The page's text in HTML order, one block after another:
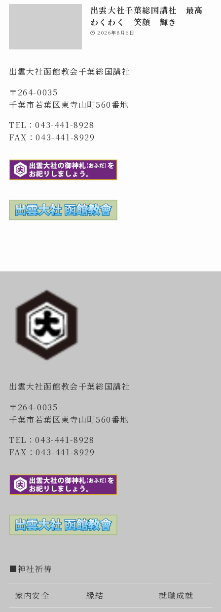
出雲大社千葉総国講社 最高
わくわく 笑顔 輝き
2026年8月6日
出雲大社函館教会千葉総国講社
〒264-0035
千葉市若葉区東寺山町560番地
TEL：043-441-8928
FAX：043-441-8929
出雲大社函館教会千葉総国講社
〒264-0035
千葉市若葉区東寺山町560番地
TEL：043-441-8928
FAX：043-441-8929
■神社祈祷
家内安全 縁結 就職成就